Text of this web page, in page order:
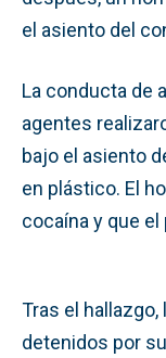
el asiento del
La conducta de
agentes
bajo el asiento
en plástico. El
cocaína y que
Tras el
detenidos por